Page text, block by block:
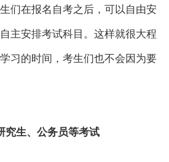
们在报名自考之后，可以自由安
主安排考试科目。这样就很大程
习的时间，考生们也不会因为要
究生、公务员等考试